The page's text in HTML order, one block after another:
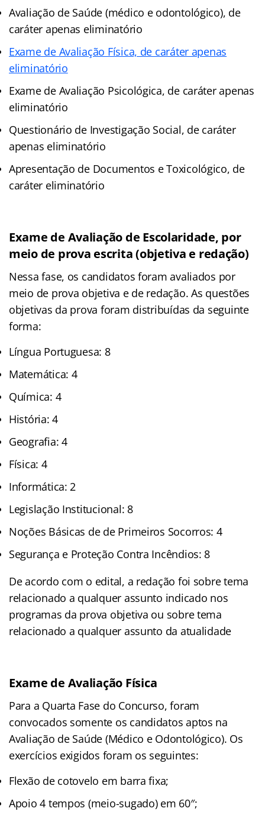
Avaliação de Saúde (médico e odontológico), de
caráter apenas eliminatório
Exame de Avaliação Física, de caráter apenas
eliminatório
Exame de Avaliação Psicológica, de caráter apenas
eliminatório
Questionário de Investigação Social, de caráter
apenas eliminatório
Apresentação de Documentos e Toxicológico, de
caráter eliminatório
Exame de Avaliação de Escolaridade, por
meio de prova escrita (objetiva e redação)
Nessa fase, os candidatos foram avaliados por
meio de prova objetiva e de redação. As questões
objetivas da prova foram distribuídas da seguinte
forma:
Língua Portuguesa: 8
Matemática: 4
Química: 4
História: 4
Geografia: 4
Física: 4
Informática: 2
Legislação Institucional: 8
Noções Básicas de de Primeiros Socorros: 4
Segurança e Proteção Contra Incêndios: 8
De acordo com o edital, a redação foi sobre tema
relacionado a qualquer assunto indicado nos
programas da prova objetiva ou sobre tema
relacionado a qualquer assunto da atualidade
Exame de Avaliação Física
Para a Quarta Fase do Concurso, foram
convocados somente os candidatos aptos na
Avaliação de Saúde (Médico e Odontológico). Os
exercícios exigidos foram os seguintes:
Flexão de cotovelo em barra fixa;
Apoio 4 tempos (meio-sugado) em 60″;